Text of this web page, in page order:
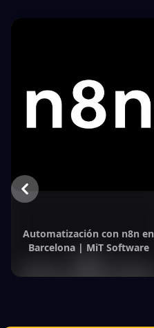
Previous
Automatización con n8n en
Barcelona | MiT Software